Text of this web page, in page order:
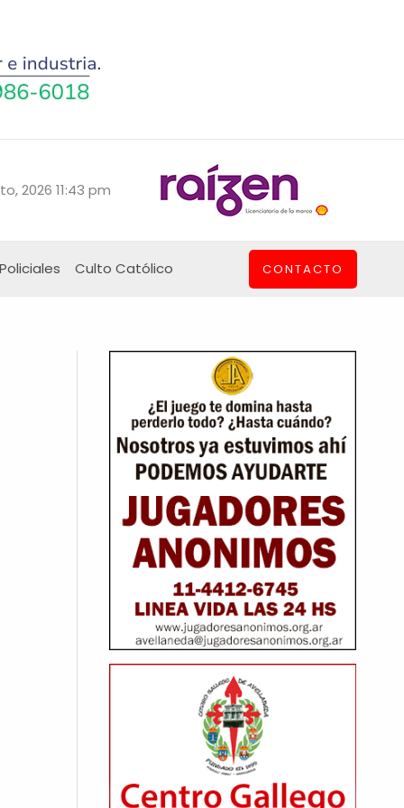
2026 11:43 pm
Policiales Culto Católico CONTACTO